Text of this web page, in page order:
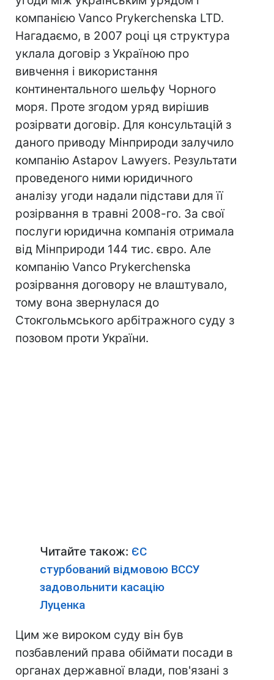
компанією Vanco Prykerchenska LTD.
Нагадаємо, в 2007 році ця структура
уклала договір з Україною про
вивчення і використання
континентального шельфу Чорного
моря. Проте згодом уряд вирішив
розірвати договір. Для консультацій з
даного приводу Мінприроди залучило
компанію Astapov Lawyers. Результати
проведеного ними юридичного
аналізу угоди надали підстави для її
розірвання в травні 2008-го. За свої
послуги юридична компанія отримала
від Мінприроди 144 тис. євро. Але
компанію Vanco Prykerchenska
розірвання договору не влаштувало,
тому вона звернулася до
Стокгольмського арбітражного суду з
позовом проти України.
Читайте також: ЄС
стурбований відмовою ВССУ
задовольнити касацію
Луценка
Цим же вироком суду він був
позбавлений права обіймати посади в
органах державної влади, пов'язані з